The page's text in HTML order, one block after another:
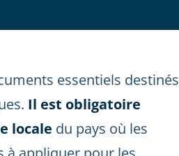
essentiels destinés
Il est obligatoire
locale du pays où les